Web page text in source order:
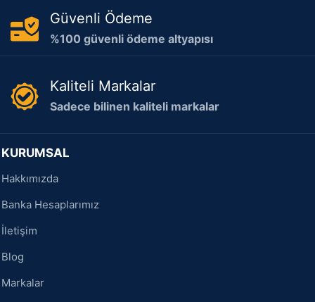
Güvenli Ödeme
%100 güvenli ödeme altyapısı
Kaliteli Markalar
Sadece bilinen kaliteli markalar
KURUMSAL
Hakkımızda
Banka Hesaplarımız
İletişim
Blog
Markalar